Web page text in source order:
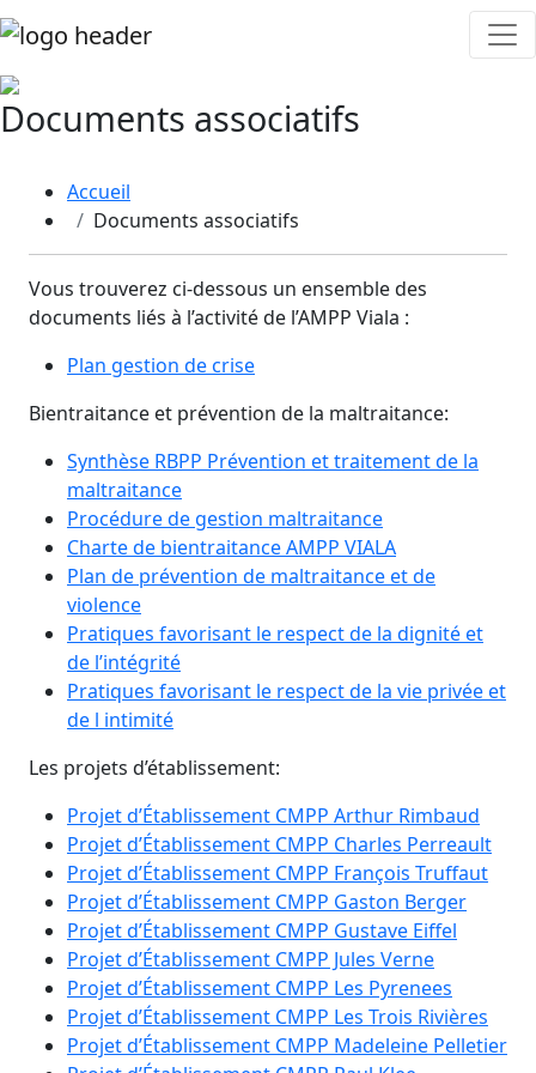
Documents associatifs
Accueil
Documents associatifs
Vous trouverez ci-dessous un ensemble des
documents liés à l’activité de l’AMPP Viala :
Plan gestion de crise
Bientraitance et prévention de la maltraitance:
Synthèse RBPP Prévention et traitement de la
maltraitance
Procédure de gestion maltraitance
Charte de bientraitance AMPP VIALA
Plan de prévention de maltraitance et de
violence
Pratiques favorisant le respect de la dignité et
de l’intégrité
Pratiques favorisant le respect de la vie privée et
de l intimité
Les projets d’établissement:
Projet d’Établissement CMPP Arthur Rimbaud
Projet d’Établissement CMPP Charles Perreault
Projet d’Établissement CMPP François Truffaut
Projet d’Établissement CMPP Gaston Berger
Projet d’Établissement CMPP Gustave Eiffel
Projet d’Établissement CMPP Jules Verne
Projet d’Établissement CMPP Les Pyrenees
Projet d’Établissement CMPP Les Trois Rivières
Projet d’Établissement CMPP Madeleine Pelletier